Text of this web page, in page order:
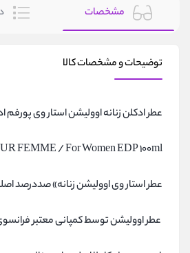
مشخصات
توضیحات و مشخصات کالا
عطر ادکلن زنانه اوولیشن استار وی پورفم
FEMME / For Women EDP 100ml
عطر استار وی اوولیشن زنانه» صددرصد
عطر اوولیشن توسط کمپانی معتبر